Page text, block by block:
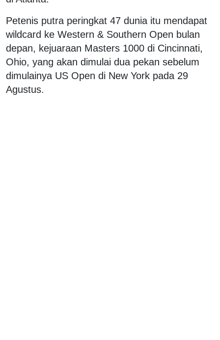
Petenis putra peringkat 47 dunia itu mendapat
wildcard ke Western & Southern Open bulan
depan, kejuaraan Masters 1000 di Cincinnati,
Ohio, yang akan dimulai dua pekan sebelum
dimulainya US Open di New York pada 29
Agustus.